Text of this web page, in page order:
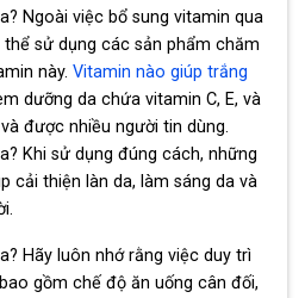
Ngoài việc bổ sung vitamin qua
sử dụng các sản phẩm chăm
này. Vitamin nào giúp trắng
dưỡng da chứa vitamin C, E, và
được nhiều người tin dùng.
Khi sử dụng đúng cách, những
cải thiện làn da, làm sáng da và
Hãy luôn nhớ rằng việc duy trì
gồm chế độ ăn uống cân đối,